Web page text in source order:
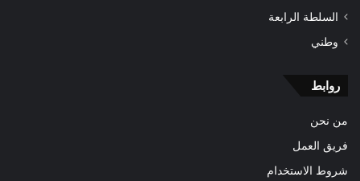
السلطة الرابعة
وطني
روابط
من نحن
فريق العمل
شروط الاستخدام